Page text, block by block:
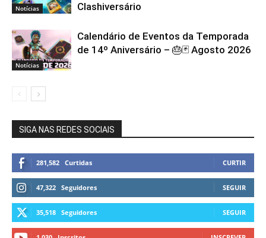
Notícias
Clashiversário
Notícias
Calendário de Eventos da Temporada
de 14º Aniversário – 🎂🃏 Agosto 2026
SIGA NAS REDES SOCIAIS
281,582 Curtidas CURTIR
47,322 Seguidores SEGUIR
35,518 Seguidores SEGUIR